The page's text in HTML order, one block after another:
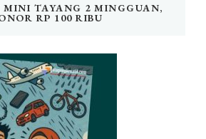
MINI TAYANG 2 MINGGUAN,
RP 100 RIBU